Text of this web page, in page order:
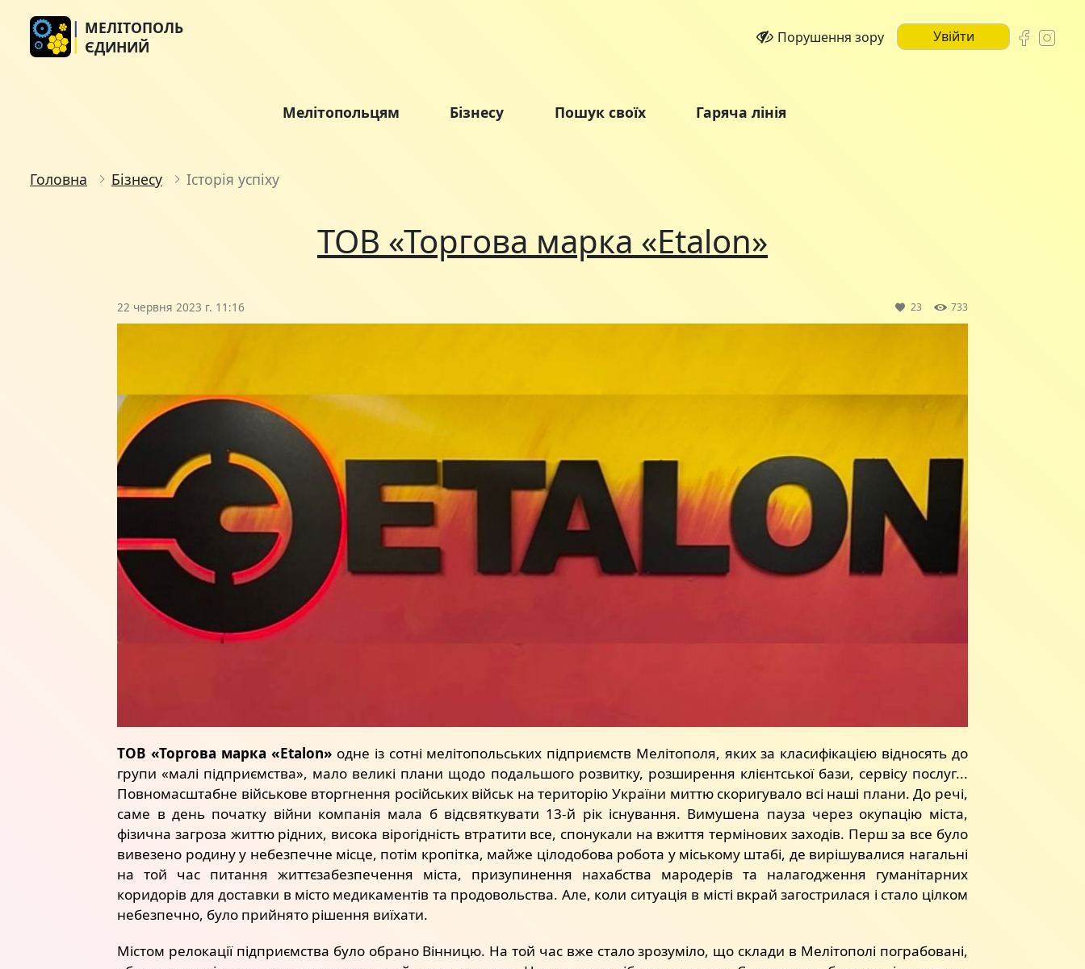
МЕЛІТОПОЛЬ
ЄДИНИЙ
Порушення зору Увійти
Мелітопольцям Бізнесу Пошук своїх Гаряча лінія
Головна Бізнесу Історія успіху
ТОВ «Торгова марка «Еtalon»
22 червня 2023 г. 11:16 23 733
ТОВ «Торгова марка «Еtalon» одне із сотні мелітопольських підприємств Мелітополя, яких за класифікацією відносять до
групи «малі підприємства», мало великі плани щодо подальшого розвитку, розширення клієнтської бази, сервісу послуг...
Повномасштабне військове вторгнення російських військ на територію України миттю скоригувало всі наші плани. До речі,
саме в день початку війни компанія мала б відсвяткувати 13-й рік існування. Вимушена пауза через окупацію міста,
фізична загроза життю рідних, висока вірогідність втратити все, спонукали на вжиття термінових заходів. Перш за все було
вивезено родину у небезпечне місце, потім кропітка, майже цілодобова робота у міському штабі, де вирішувалися нагальні
на той час питання життєзабезпечення міста, призупинення нахабства мародерів та налагодження гуманітарних
коридорів для доставки в місто медикаментів та продовольства. Але, коли ситуація в місті вкрай загострилася і стало цілком
небезпечно, було прийнято рішення виїхати.
Містом релокації підприємства було обрано Вінницю. На той час вже стало зрозуміло, що склади в Мелітополі пограбовані,